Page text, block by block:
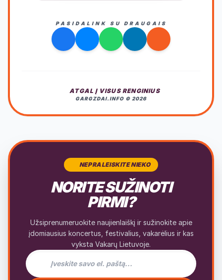
PASIDALINK SU DRAUGAIS
ATGAL Į VISUS RENGINIUS
GARGZDAI.INFO © 2026
NEPRALEISKITE NIEKO
NORITE SUŽINOTI
PIRMI?
Užsiprenumeruokite naujienlaiškį ir sužinokite apie
įdomiausius koncertus, festivalius, vakarėlius ir kas
vyksta Vakarų Lietuvoje.
El. pašto adresas naujienlaiškiui